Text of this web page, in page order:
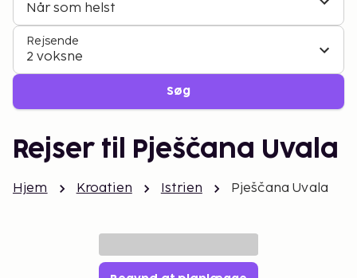
Når som helst
Rejsende
2 voksne
Søg
Rejser til Pješčana Uvala
Hjem Kroatien Istrien Pješčana Uvala